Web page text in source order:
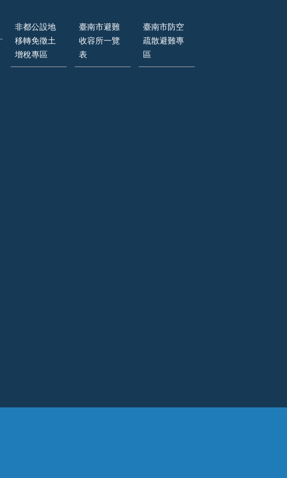
非都公設地
移轉免徵土
增稅專區
臺南市避難
收容所一覽
表
臺南市防空
疏散避難專
區